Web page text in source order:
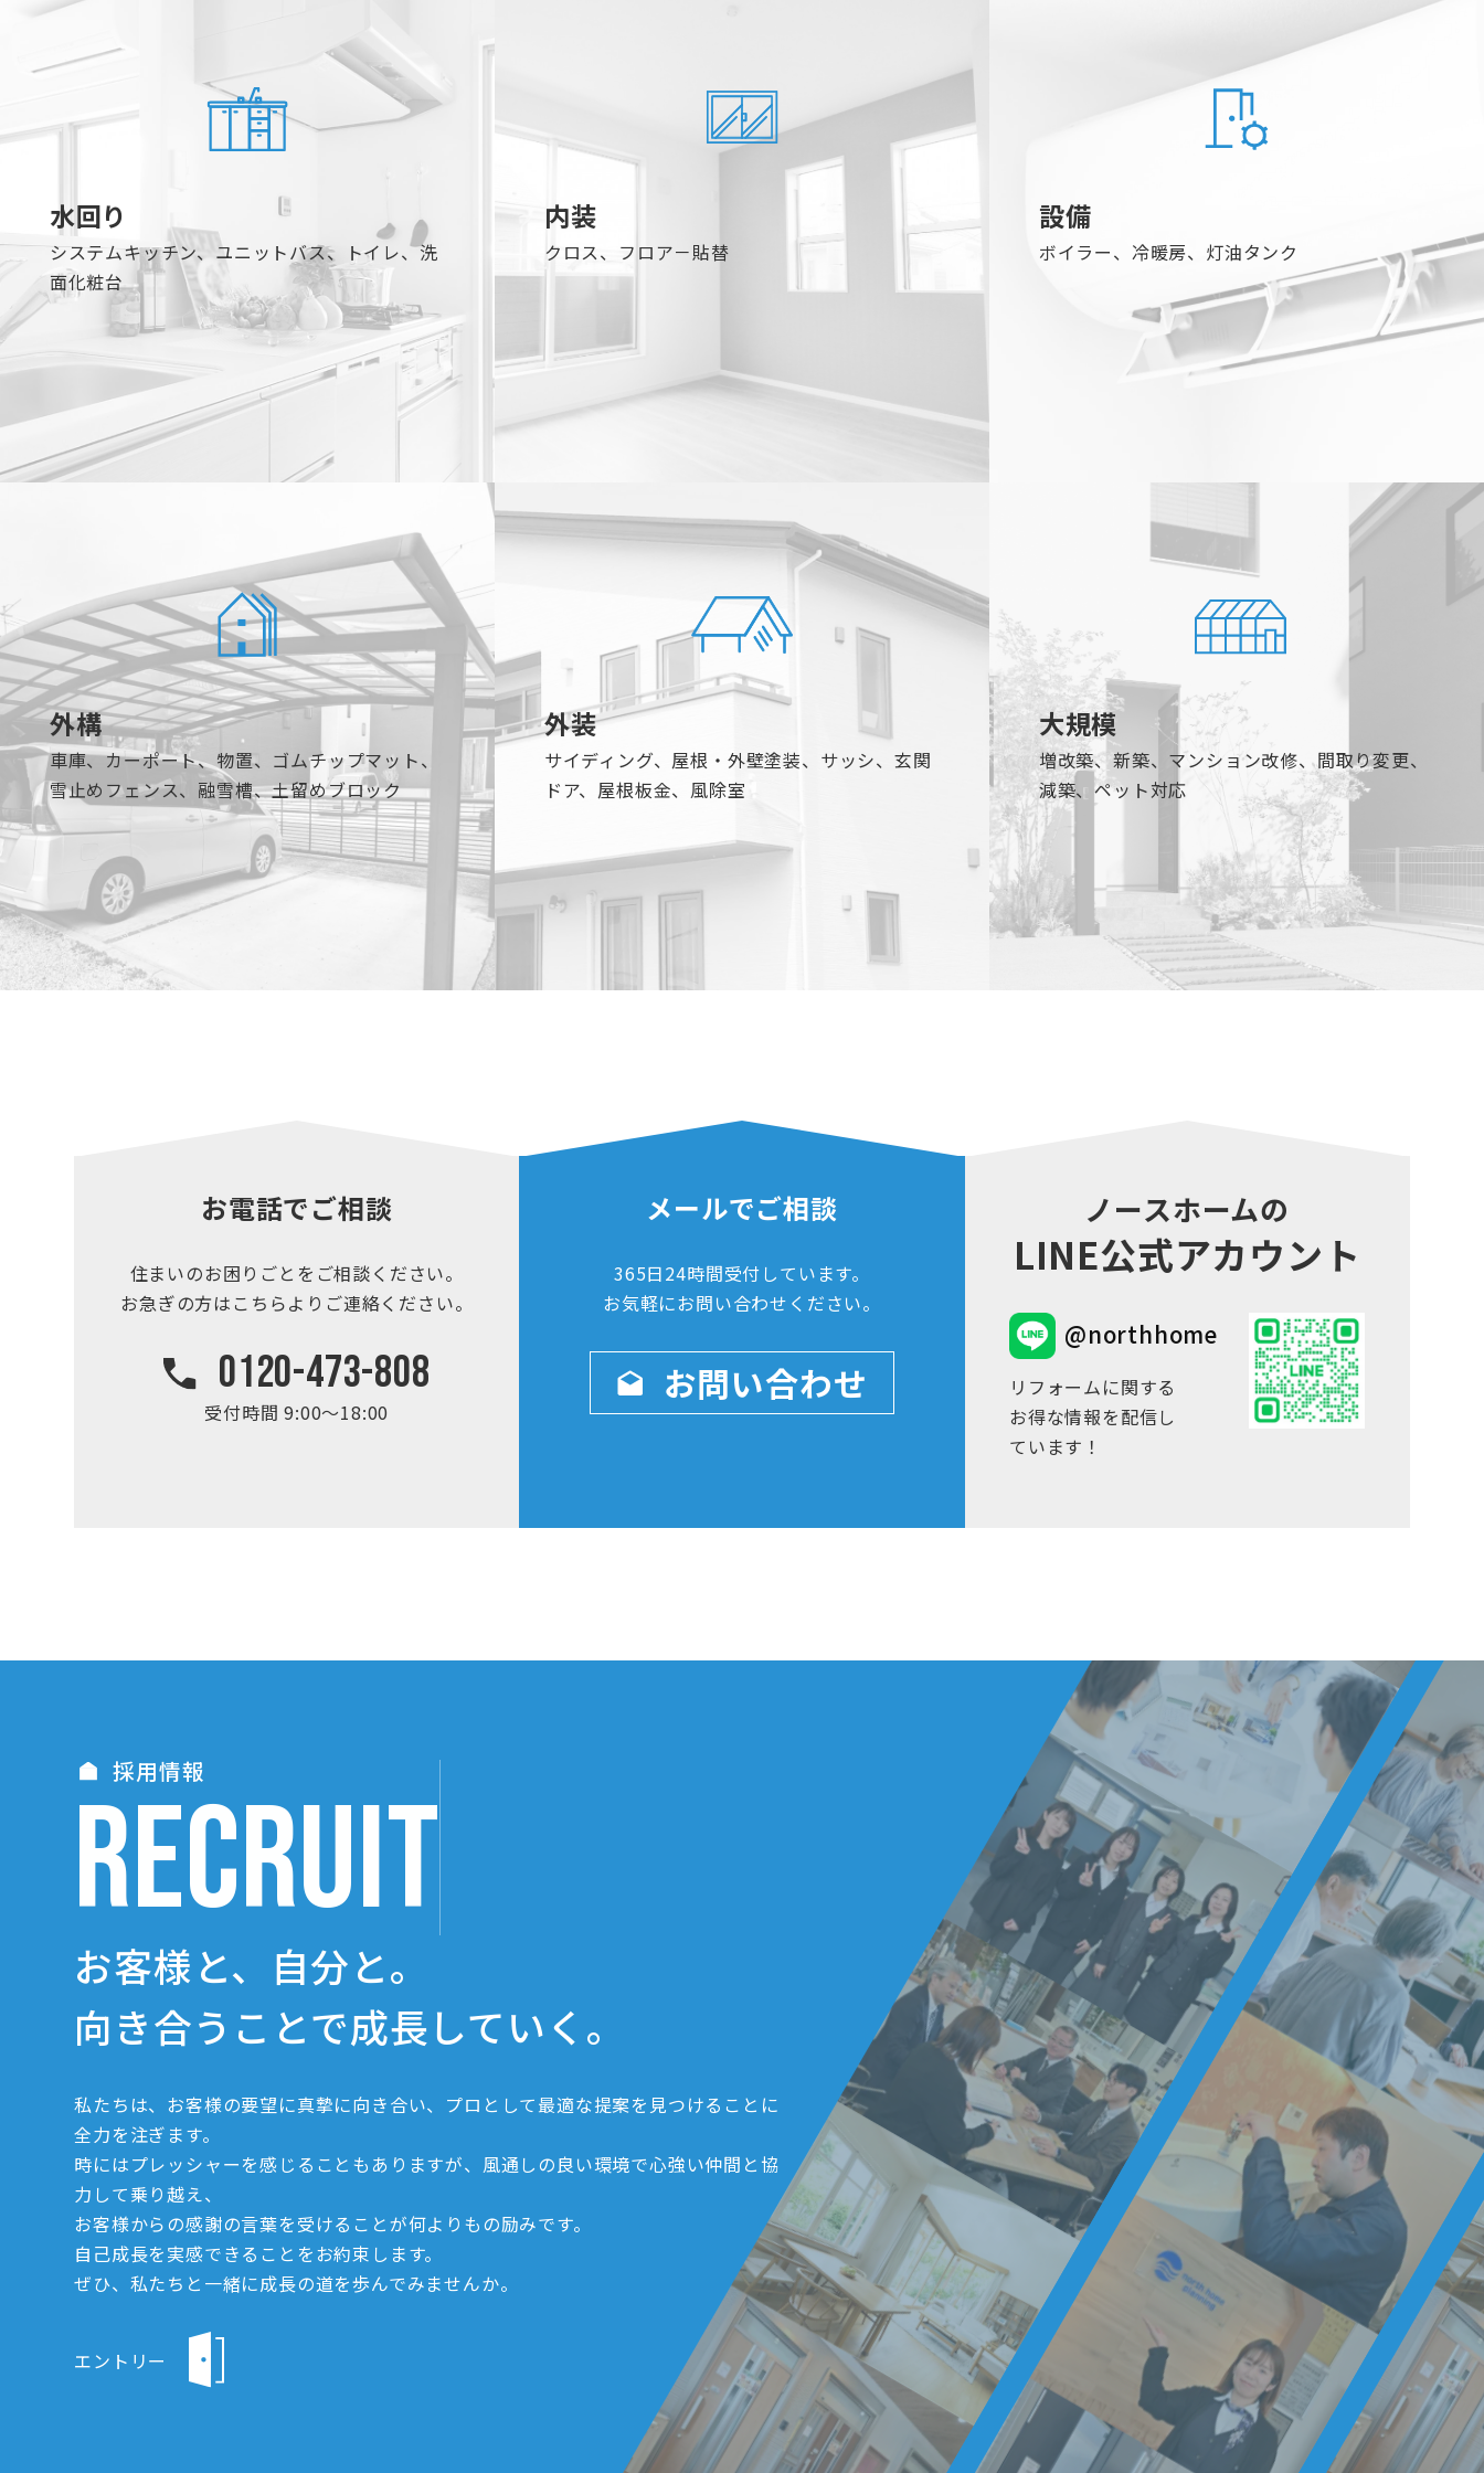
水回り
システムキッチン、ユニットバス、トイレ、洗
面化粧台
内装
クロス、フロア－貼替
設備
ボイラー、冷暖房、灯油タンク
外構
車庫、カーポート、物置、ゴムチップマット、
雪止めフェンス、融雪槽、土留めブロック
外装
サイディング、屋根・外壁塗装、サッシ、玄関
ドア、屋根板金、風除室
大規模
増改築、新築、マンション改修、間取り変更、
減築、ペット対応
お電話でご相談
住まいのお困りごとを ご相談ください。
お急ぎの方はこちらより ご連絡ください。
0120-473-808
受付時間 9:00～18:00
メールでご相談
365日24時間受付しています。
お気軽にお問い合わせ ください。
お問い合わせ
ノースホームの
LINE公式アカウント
@northhome
リフォームに関する
お得な情報を配信し
ています！
採用情報
RECRUIT
お客様と、自分と。
向き合うことで成長していく。
私たちは、お客様の要望に真摯に向き合い、プロとして最適な提案を見つけることに
全力を注ぎます。
時にはプレッシャーを感じることもありますが、風通しの良い環境で心強い仲間と協
力して乗り越え、
お客様からの感謝の言葉を受けることが何よりもの励みです。
自己成長を実感できることをお約束します。
ぜひ、私たちと一緒に成長の道を歩んでみませんか。
エントリー